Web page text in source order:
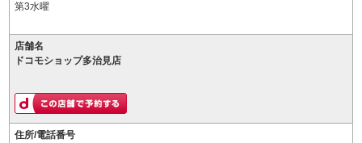
第3水曜
店舗名
ドコモショップ多治見店
住所/電話番号